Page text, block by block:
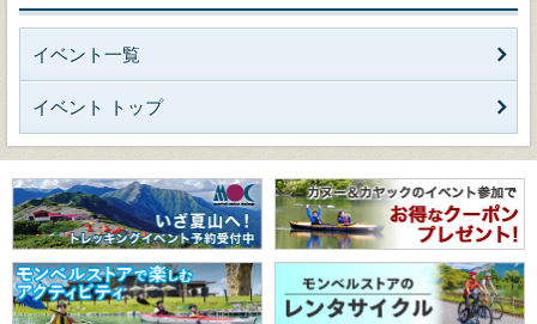
イベント一覧
イベント トップ